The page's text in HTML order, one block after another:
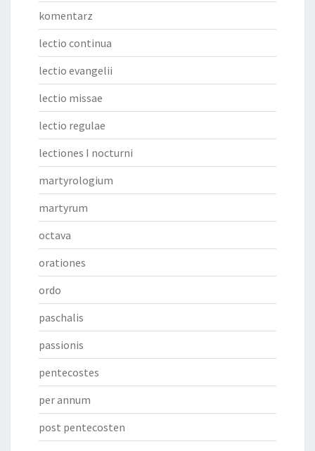
komentarz
lectio continua
lectio evangelii
lectio missae
lectio regulae
lectiones I nocturni
martyrologium
martyrum
octava
orationes
ordo
paschalis
passionis
pentecostes
per annum
post pentecosten